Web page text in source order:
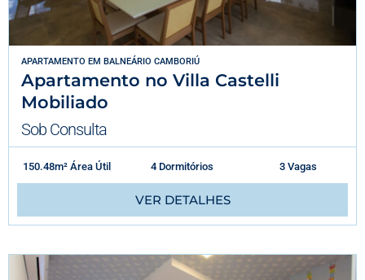
APARTAMENTO EM BALNEÁRIO CAMBORIÚ
Apartamento no Villa Castelli
Mobiliado
Sob Consulta
150.48m² Área Útil 4 Dormitórios 3 Vagas
VER DETALHES